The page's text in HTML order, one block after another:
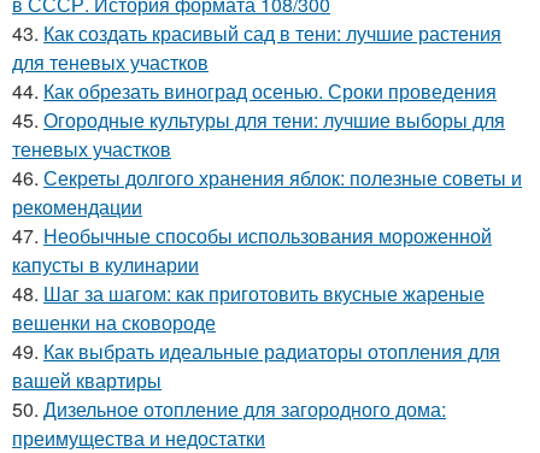
43. Как создать красивый сад в тени: лучшие растения
для теневых участков
44. Как обрезать виноград осенью. Сроки проведения
45. Огородные культуры для тени: лучшие выборы для
теневых участков
46. Секреты долгого хранения яблок: полезные советы и
рекомендации
47. Необычные способы использования мороженной
капусты в кулинарии
48. Шаг за шагом: как приготовить вкусные жареные
вешенки на сковороде
49. Как выбрать идеальные радиаторы отопления для
вашей квартиры
50. Дизельное отопление для загородного дома:
преимущества и недостатки